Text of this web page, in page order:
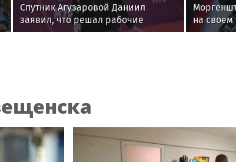
Спутник Агузаровой Даниил
заявил, что решал рабочие
вопросы с певицей в отеле
на своем